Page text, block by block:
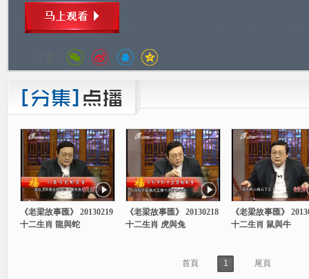
分享：
《老梁故事匯》 20130219
十二生肖 龍與蛇
《老梁故事匯》 20130218
十二生肖 虎與兔
《老梁故事匯》
十二生肖 鼠與牛
首頁 1 尾頁